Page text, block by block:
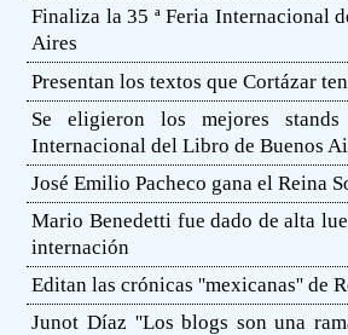
Finaliza la 35 ª Feria Internacional
Aires
Presentan los textos que Cortázar
Se eligieron los mejores
Internacional del Libro de Buenos
José Emilio Pacheco gana el Reina
Mario Benedetti fue dado de alta
internación
Editan las crónicas ''mexicanas'' de
Junot Díaz ''Los blogs son una